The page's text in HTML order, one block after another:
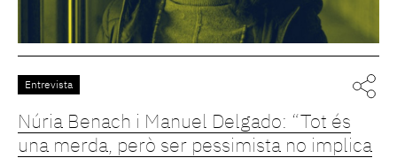
Entrevista
Núria Benach i Manuel Delgado: “Tot és
una merda, però ser pessimista no implica